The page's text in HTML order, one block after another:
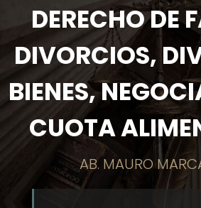
DERECHO DE
DIVORCIOS,
BIENES,
CUOTA
AB. MAURO